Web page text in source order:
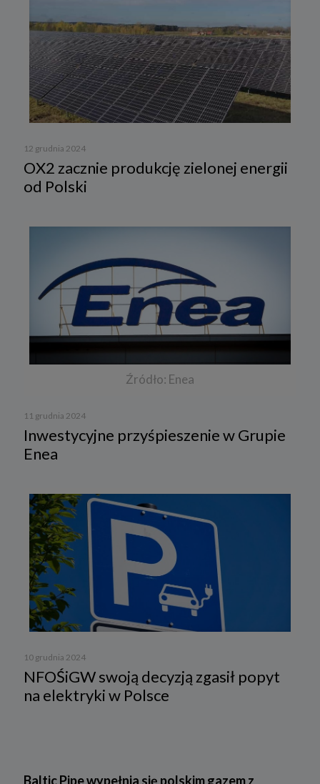
12 grudnia 2024
OX2 zacznie produkcję zielonej energii
od Polski
Źródło: Enea
11 grudnia 2024
Inwestycyjne przyśpieszenie w Grupie
Enea
10 grudnia 2024
NFOŚiGW swoją decyzją zgasił popyt
na elektryki w Polsce
Baltic Pipe wypełnia się polskim gazem z